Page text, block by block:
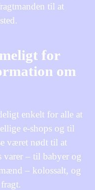
til at
for
om
enkelt for alle at
e-shops og til
været nødt til at
varer – til babyer og
– kolossalt, og